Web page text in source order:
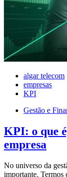
algar telecom
empresas
KPI
Gestão e
KPI: o que
empresa
No universo da
importante.